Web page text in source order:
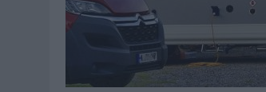
07/08/2026 | ‘ALEXIA PUTELLAS X GALAXY Z